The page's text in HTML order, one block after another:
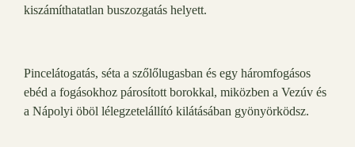
kiszámíthatatlan buszozgatás helyett.
Pincelátogatás, séta a szőlőlugasban és egy háromfogásos
ebéd a fogásokhoz párosított borokkal, miközben a Vezúv és
a Nápolyi öböl lélegzetelállító kilátásában gyönyörködsz.